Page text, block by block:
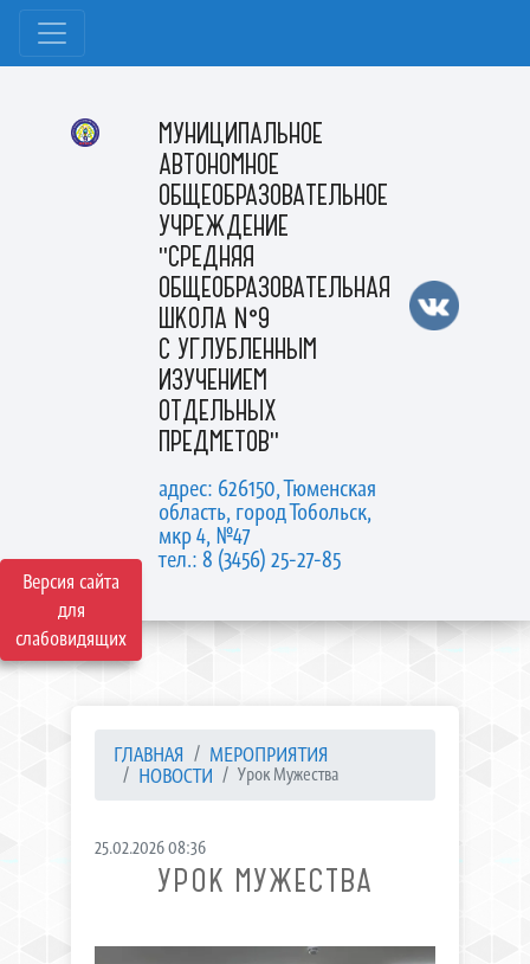
Версия сайта
для
слабовидящих
МУНИЦИПАЛЬНОЕ
АВТОНОМНОЕ
ОБЩЕОБРАЗОВАТЕЛЬНОЕ
УЧРЕЖДЕНИЕ
"СРЕДНЯЯ
ОБЩЕОБРАЗОВАТЕЛЬНАЯ
ШКОЛА №9
С УГЛУБЛЕННЫМ
ИЗУЧЕНИЕМ
ОТДЕЛЬНЫХ
ПРЕДМЕТОВ"
адрес: 626150, Тюменская
область, город Тобольск,
мкр 4, №47
тел.: 8 (3456) 25-27-85
ГЛАВНАЯ
МЕРОПРИЯТИЯ
НОВОСТИ
Урок Мужества
25.02.2026 08:36
УРОК МУЖЕСТВА